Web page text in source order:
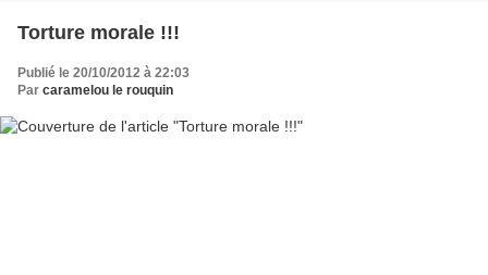
Torture morale !!!
Publié le 20/10/2012 à 22:03
Par caramelou le rouquin